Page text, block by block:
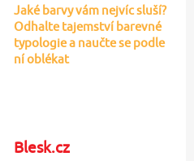
Jaké barvy vám nejvíc sluší?
Odhalte tajemství barevné
typologie a naučte se podle
ní oblékat
Blesk.cz